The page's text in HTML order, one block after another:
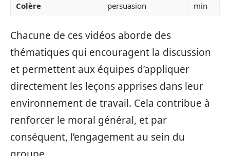
Colère
persuasion
min
Chacune de ces vidéos aborde des
thématiques qui encouragent la discussion
et permettent aux équipes d’appliquer
directement les leçons apprises dans leur
environnement de travail. Cela contribue à
renforcer le moral général, et par
conséquent, l’engagement au sein du